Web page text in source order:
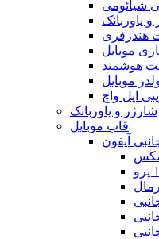
شیائومی
پاوربانک
هندزفری
موبایل
هوشمند
موبایل
اپل واچ
شارژر و پاوربانک
قاب موبایل
آیفون